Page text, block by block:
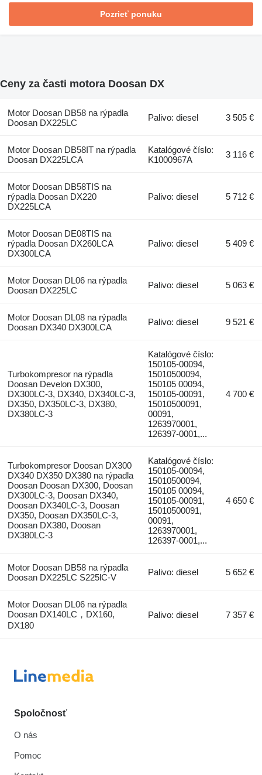
Pozrieť ponuku
Ceny za časti motora Doosan DX
Motor Doosan DB58 na rýpadla
Doosan DX225LC
Palivo: diesel 3 505 €
Motor Doosan DB58IT na rýpadla
Doosan DX225LCA
Katalógové číslo:
K1000967A
3 116 €
Motor Doosan DB58TIS na
rýpadla Doosan DX220
DX225LCA
Palivo: diesel 5 712 €
Motor Doosan DE08TIS na
rýpadla Doosan DX260LCA
DX300LCA
Palivo: diesel 5 409 €
Motor Doosan DL06 na rýpadla
Doosan DX225LC
Palivo: diesel 5 063 €
Motor Doosan DL08 na rýpadla
Doosan DX340 DX300LCA
Palivo: diesel 9 521 €
Turbokompresor na rýpadla
Doosan Develon DX300,
DX300LC-3, DX340, DX340LC-3,
DX350, DX350LC-3, DX380,
DX380LC-3
Katalógové číslo:
150105-00094,
15010500094,
150105 00094,
150105-00091,
15010500091,
00091,
1263970001,
126397-0001,...
4 700 €
Turbokompresor Doosan DX300
DX340 DX350 DX380 na rýpadla
Doosan Doosan DX300, Doosan
DX300LC-3, Doosan DX340,
Doosan DX340LC-3, Doosan
DX350, Doosan DX350LC-3,
Doosan DX380, Doosan
DX380LC-3
Katalógové číslo:
150105-00094,
15010500094,
150105 00094,
150105-00091,
15010500091,
00091,
1263970001,
126397-0001,...
4 650 €
Motor Doosan DB58 na rýpadla
Doosan DX225LC S225lC-V
Palivo: diesel 5 652 €
Motor Doosan DL06 na rýpadla
Doosan DX140LC，DX160,
DX180
Palivo: diesel 7 357 €
Spoločnosť
O nás
Pomoc